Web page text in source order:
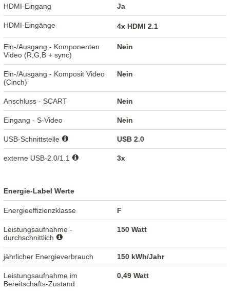
HDMI-Eingang Ja
HDMI-Eingänge 4x HDMI 2.1
Ein-/Ausgang - Komponenten
Video (R,G,B + sync)
Nein
Ein-/Ausgang - Komposit Video
(Cinch)
Nein
Anschluss - SCART Nein
Eingang - S-Video Nein
USB-Schnittstelle USB 2.0
externe USB-2.0/1.1 3x
Energie-Label Werte
Energieeffizienzklasse F
Leistungsaufnahme -
durchschnittlich
150 Watt
jährlicher Energieverbrauch 150 kWh/Jahr
Leistungsaufnahme im
Bereitschafts-Zustand
0,49 Watt